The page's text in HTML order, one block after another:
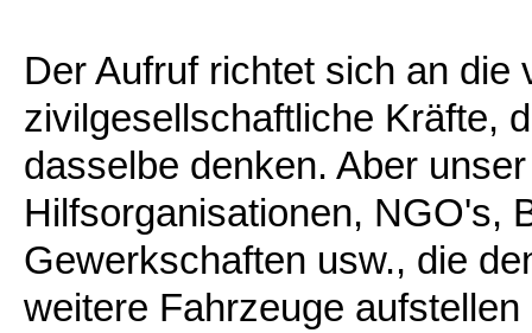
Der Aufruf richtet sich an die
zivilgesellschaftliche Kräfte,
dasselbe denken. Aber
Hilfsorganisationen, NGO's,
Gewerkschaften usw., die
weitere Fahrzeuge